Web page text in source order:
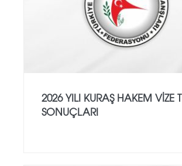
2026 YILI KURAŞ HAKEM VİZE
SONUÇLARI